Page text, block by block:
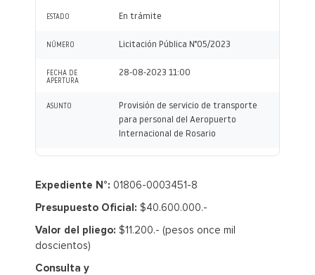
ESTADO En trámite
NÚMERO Licitación Pública N°05/2023
FECHA DE
APERTURA
28-08-2023 11:00
ASUNTO
Provisión de servicio de transporte
para personal del Aeropuerto
Internacional de Rosario
Expediente N°: 01806-0003451-8
Presupuesto Oficial: $40.600.000.-
Valor del pliego: $11.200.- (pesos once mil
doscientos)
Consulta y